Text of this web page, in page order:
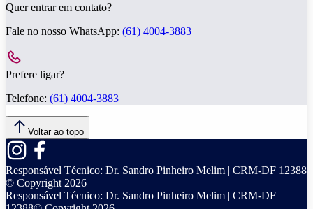
Quer entrar em contato?
Fale no nosso WhatsApp: (61) 4004-3883
Prefere ligar?
Telefone: (61) 4004-3883
Voltar ao topo
Responsável Técnico: Dr. Sandro Pinheiro Melim | CRM-DF 12388
© Copyright 2026
Responsável Técnico: Dr. Sandro Pinheiro Melim | CRM-DF